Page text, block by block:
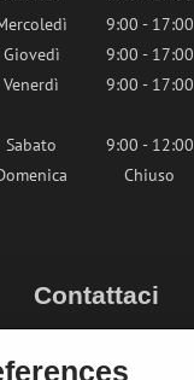
9:00 - 17:00
Giovedì
9:00 - 17:00
Venerdì
9:00 - 17:00
Sabato
9:00 - 12:00
Chiuso
Contattaci